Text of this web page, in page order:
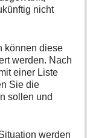
nicht
können diese
werden. Nach
einer Liste
Sie die
sollen und
werden